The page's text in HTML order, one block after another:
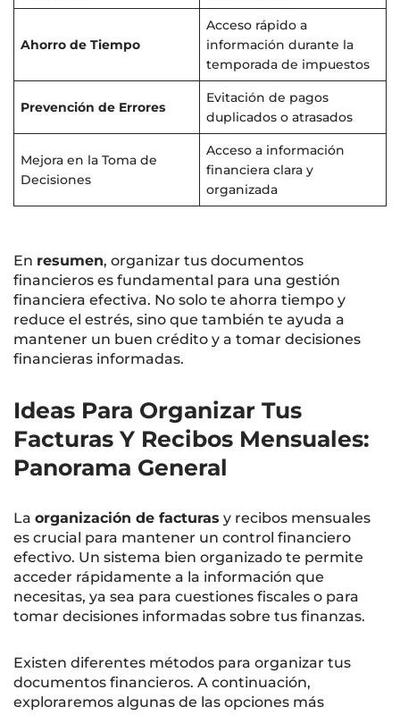
Ahorro de Tiempo
Acceso rápido a
información durante la
temporada de impuestos
Prevención de Errores
Evitación de pagos
duplicados o atrasados
Mejora en la Toma de
Decisiones
Acceso a información
financiera clara y
organizada
En resumen, organizar tus documentos
financieros es fundamental para una gestión
financiera efectiva. No solo te ahorra tiempo y
reduce el estrés, sino que también te ayuda a
mantener un buen crédito y a tomar decisiones
financieras informadas.
Ideas Para Organizar Tus
Facturas Y Recibos Mensuales:
Panorama General
La organización de facturas y recibos mensuales
es crucial para mantener un control financiero
efectivo. Un sistema bien organizado te permite
acceder rápidamente a la información que
necesitas, ya sea para cuestiones fiscales o para
tomar decisiones informadas sobre tus finanzas.
Existen diferentes métodos para organizar tus
documentos financieros. A continuación,
exploraremos algunas de las opciones más